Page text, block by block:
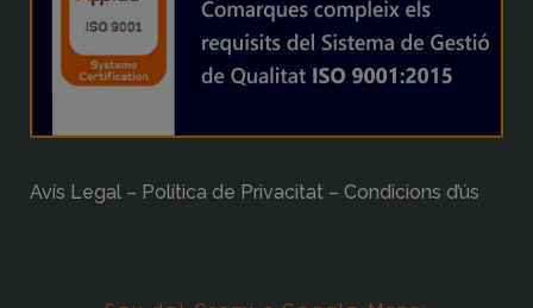
Avís Legal – Política de Privacitat – Condicions d’ús